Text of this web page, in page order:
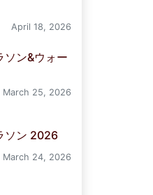
April 18, 2026
ソン&ウォー
March 25, 2026
ソン 2026
March 24, 2026